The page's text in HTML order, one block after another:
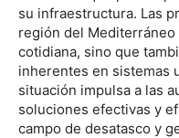
su infraestructura. Las
región del
cotidiana, sino que
inherentes en sistemas
situación impulsa a las
soluciones efectivas y
campo de desatasco y